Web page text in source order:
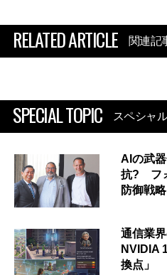
RELATED ARTICLE 関連記
SPECIAL TOPIC スペシャ
AIの武
抗? フ
防御戦略
通信業
NVIDIA
換点」